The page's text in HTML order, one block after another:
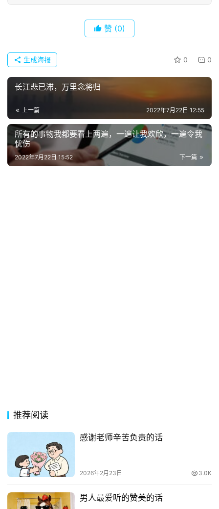
词
电
影
词
其
他
词
赞 (0)
0 0
生成海报
长江悲已滞，万里念将归
上一篇 2022年7月22日 12:55
所有的事物我都要看上两遍，一遍让我欢欣，一遍令我
忧伤
下一篇
2022年7月22日 15:52
推荐阅读
感谢老师辛苦负责的话
2026年2月23日 3.0K
男人最爱听的赞美的话